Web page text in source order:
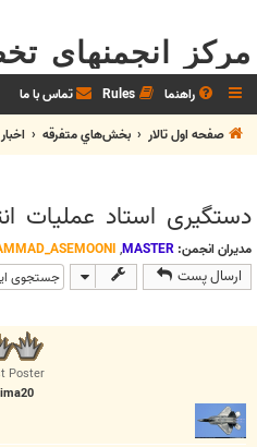
مرکز انجمنهای
راهنما Rules تماس با ما
صفحه اول تالار
بخش‌‌هاي متفرقه
دستگیری استاد عملیات
مدیران انجمن: MASTER
,
ارسال پست
Poster